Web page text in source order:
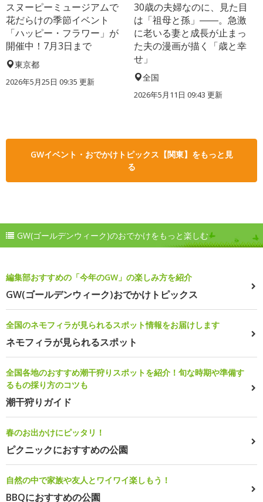
スヌーピーミュージアムで
花だらけの季節イベント
「ハッピー・フラワー」が
開催中！7月3日まで
東京都
2026年5月25日 09:35 更新
30歳の夫婦なのに、見た目
は「祖母と孫」――。急激
に老いる妻と成長が止まっ
た夫の漫画が描く「歳と幸
せ」
全国
2026年5月11日 09:43 更新
GWイベント・おでかけトピックス【関東】をもっと見
る
GW(ゴールデンウィーク)のおでかけをもっと楽しむ
編集部おすすめの「今年のGW」の楽しみ方を紹介
GW(ゴールデンウィーク)おでかけトピックス
全国のネモフィラが見られるスポット情報をお届けします
ネモフィラが見られるスポット
全国各地のおすすめ潮干狩りスポットを紹介！旬な時期や準備す
るもの採り方のコツも
潮干狩りガイド
春のお出かけにピッタリ！
ピクニックにおすすめの公園
自然の中で家族や友人とワイワイ楽しもう！
BBQにおすすめの公園